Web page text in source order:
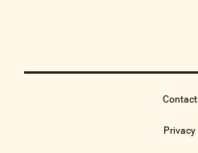
Contact
Privacy